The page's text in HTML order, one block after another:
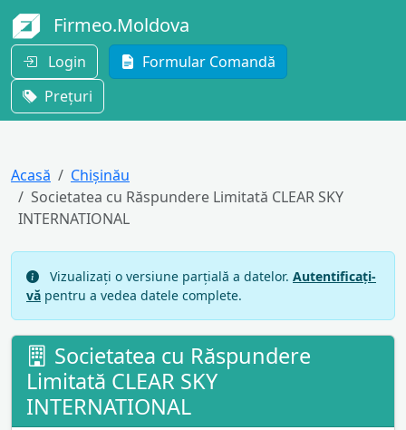
Firmeo.Moldova
Login
Formular Comandă
Prețuri
Acasă
Chișinău
Societatea cu Răspundere Limitată CLEAR SKY
INTERNATIONAL
Vizualizați o versiune parțială a datelor. Autentificați-
vă pentru a vedea datele complete.
Societatea cu Răspundere
Limitată CLEAR SKY
INTERNATIONAL